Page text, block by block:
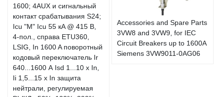
Accessories and Spare Parts
3VW8 and 3VW9, for IEC
Circuit Breakers up to 1600A
Siemens 3VW9011-0AG06